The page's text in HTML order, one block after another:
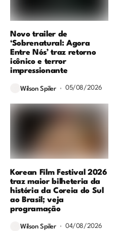
Novo trailer de
‘Sobrenatural: Agora
Entre Nós’ traz retorno
icônico e terror
impressionante
Wilson Spiler 05/08/2026
Korean Film Festival 2026
traz maior bilheteria da
história da Coreia do Sul
ao Brasil; veja
programação
Wilson Spiler 04/08/2026